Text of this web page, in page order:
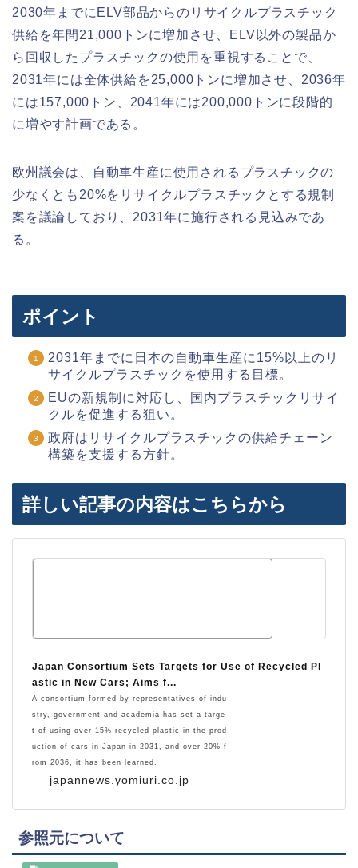
2030年までにELV部品からのリサイクルプラスチック
供給を年間21,000トンに増加させ、ELV以外の製品か
ら回収したプラスチックの使用を重視することで、
2031年には全体供給を25,000トンに増加させ、2036年
には157,000トン、2041年には200,000トンに段階的
に増やす計画である。
欧州議会は、自動車生産に使用されるプラスチックの
少なくとも20%をリサイクルプラスチックとする規制
案を議論しており、2031年に施行される見込みであ
る。
ポイント
2031年までに日本の自動車生産に15%以上のリ
サイクルプラスチックを使用する目標。
EUの新規制に対応し、国内プラスチックリサイ
クルを促進する狙い。
政府はリサイクルプラスチックの供給チェーン
構築を支援する方針。
詳しい記事の内容はこちらから
japannews.yomiuri.co.jp
Japan Consortium Sets Targets for Use of Recycled Pl
astic in New Cars; Aims f...
A consortium formed by representatives of indu
stry, government and academia has set a targe
t of using over 15% recycled plastic in the prod
uction of cars in Japan in 2031, and over 20% f
rom 2036, it has been learned.
参照元について